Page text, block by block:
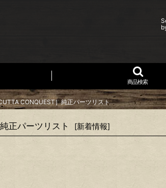
商品検索
CONQUEST］純正パーツリスト
正パーツリスト [新着情報]